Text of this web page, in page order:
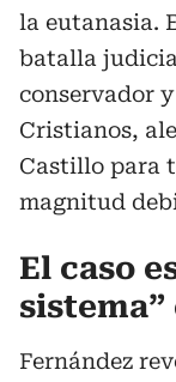
la eutanasia.
batalla
conservador
Cristianos,
Castillo para
magnitud
El caso
Fernández